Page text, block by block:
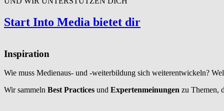
Start Into Media bietet dir
Inspiration
Wie muss Medienaus- und -weiterbildung sich weiterentwickeln?
Wir sammeln Best Practices und Expertenmeinungen zu Themen,